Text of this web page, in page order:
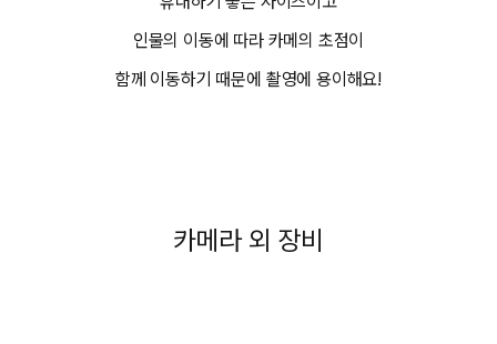
인물의 이동에 따라 카메의 초점이
함께 이동하기 때문에 촬영에 용이해요!
카메라 외 장비